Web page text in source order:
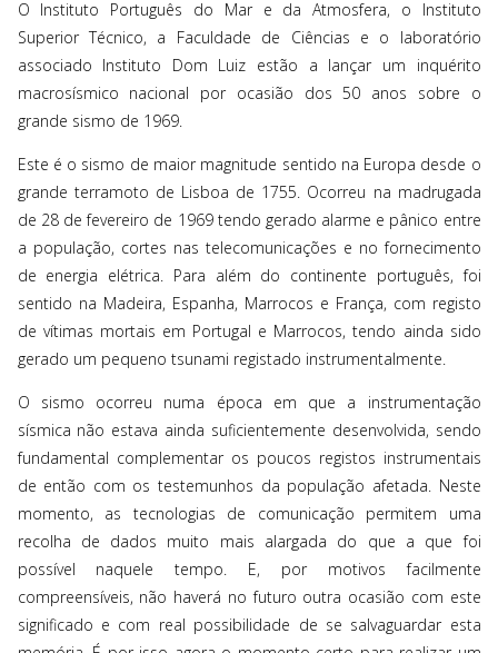
O Instituto Português do Mar e da Atmosfera, o Instituto
Superior Técnico, a Faculdade de Ciências e o laboratório
associado Instituto Dom Luiz estão a lançar um inquérito
macrosísmico nacional por ocasião dos 50 anos sobre o
grande sismo de 1969.
Este é o sismo de maior magnitude sentido na Europa desde o
grande terramoto de Lisboa de 1755. Ocorreu na madrugada
de 28 de fevereiro de 1969 tendo gerado alarme e pânico entre
a população, cortes nas telecomunicações e no fornecimento
de energia elétrica. Para além do continente português, foi
sentido na Madeira, Espanha, Marrocos e França, com registo
de vítimas mortais em Portugal e Marrocos, tendo ainda sido
gerado um pequeno tsunami registado instrumentalmente.
O sismo ocorreu numa época em que a instrumentação
sísmica não estava ainda suficientemente desenvolvida, sendo
fundamental complementar os poucos registos instrumentais
de então com os testemunhos da população afetada. Neste
momento, as tecnologias de comunicação permitem uma
recolha de dados muito mais alargada do que a que foi
possível naquele tempo. E, por motivos facilmente
compreensíveis, não haverá no futuro outra ocasião com este
significado e com real possibilidade de se salvaguardar esta